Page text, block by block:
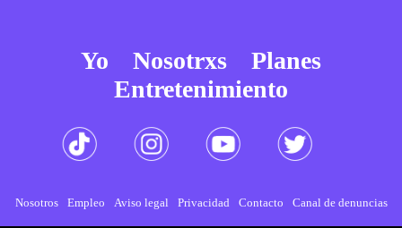
Yo Nosotrxs
Planes
Entretenimiento
Nosotros Empleo Aviso legal Privacidad Contacto Canal de denuncias